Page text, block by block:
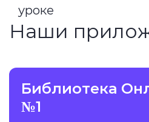
уроке
Наши
Библиотека
№1